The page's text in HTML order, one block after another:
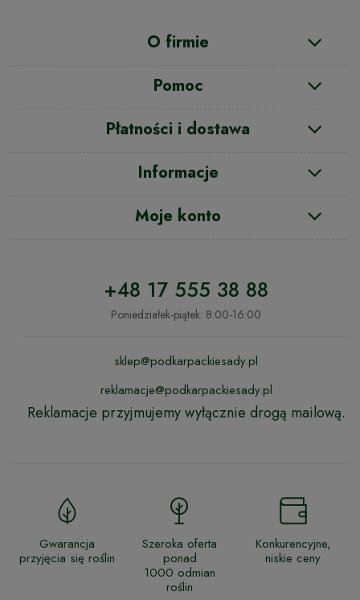
O firmie
Pomoc
Płatności i dostawa
Informacje
Moje konto
+48 17 555 38 88
Poniedziałek-piątek: 8:00-16:00
sklep@podkarpackiesady.pl
reklamacje@podkarpackiesady.pl
Reklamacje przyjmujemy wyłącznie drogą mailową.
Gwarancja
przyjęcia się roślin
Szeroka oferta
ponad
1000 odmian
roślin
Konkurencyjne,
niskie ceny